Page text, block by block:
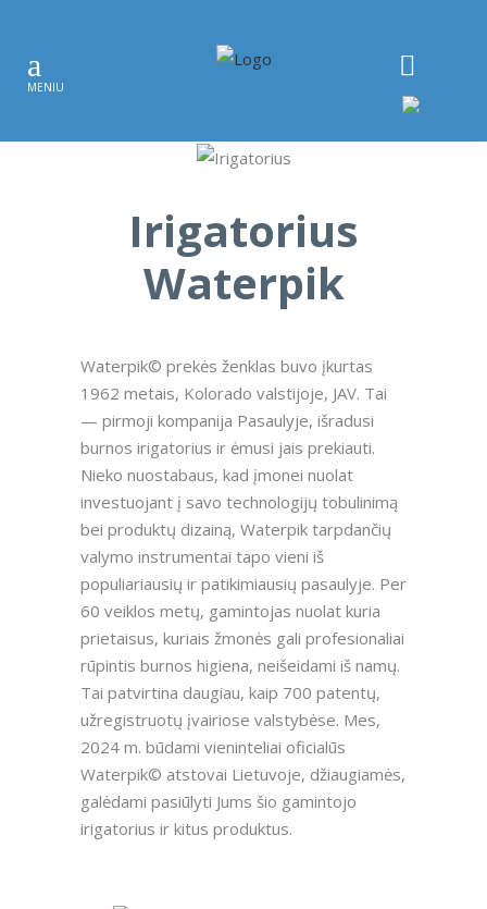
Irigatorius
Waterpik
Waterpik© prekės ženklas buvo įkurtas
1962 metais, Kolorado valstijoje, JAV. Tai
— pirmoji kompanija Pasaulyje, išradusi
burnos irigatorius ir ėmusi jais prekiauti.
Nieko nuostabaus, kad įmonei nuolat
investuojant į savo technologijų tobulinimą
bei produktų dizainą, Waterpik tarpdančių
valymo instrumentai tapo vieni iš
populiariausių ir patikimiausių pasaulyje. Per
60 veiklos metų, gamintojas nuolat kuria
prietaisus, kuriais žmonės gali profesionaliai
rūpintis burnos higiena, neišeidami iš namų.
Tai patvirtina daugiau, kaip 700 patentų,
užregistruotų įvairiose valstybėse. Mes,
2024 m. būdami vieninteliai oficialūs
Waterpik© atstovai Lietuvoje, džiaugiamės,
galėdami pasiūlyti Jums šio gamintojo
irigatorius ir kitus produktus.